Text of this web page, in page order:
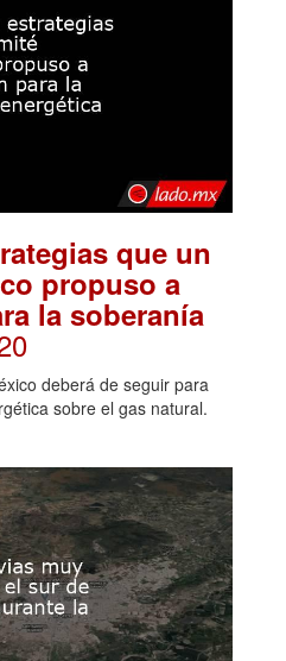
que un
propuso a
la soberanía
deberá de seguir para
sobre el gas natural.